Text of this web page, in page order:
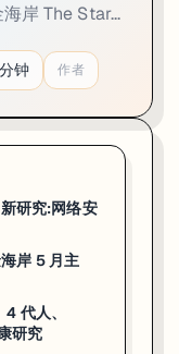
Oceania（大洋洲
周聚一次的学生社团
、4 代人、
月 22 日满 30 周年。
Study on Women's
她在 ALSWH 启动那
方向的学生，
岸 The Star...
分钟 作者
研究:网络安
岸 5 月主
代人、
研究